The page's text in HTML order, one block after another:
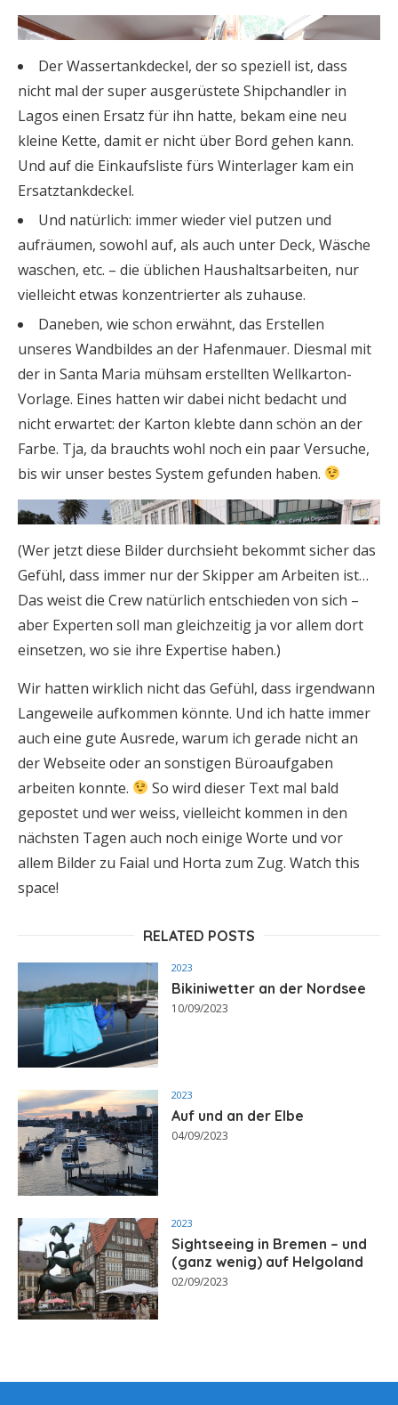
Der Wassertankdeckel, der so speziell ist, dass
nicht mal der super ausgerüstete Shipchandler in
Lagos einen Ersatz für ihn hatte, bekam eine neu
kleine Kette, damit er nicht über Bord gehen kann.
Und auf die Einkaufsliste fürs Winterlager kam ein
Ersatztankdeckel.
Und natürlich: immer wieder viel putzen und
aufräumen, sowohl auf, als auch unter Deck, Wäsche
waschen, etc. – die üblichen Haushaltsarbeiten, nur
vielleicht etwas konzentrierter als zuhause.
Daneben, wie schon erwähnt, das Erstellen
unseres Wandbildes an der Hafenmauer. Diesmal mit
der in Santa Maria mühsam erstellten Wellkarton-
Vorlage. Eines hatten wir dabei nicht bedacht und
nicht erwartet: der Karton klebte dann schön an der
Farbe. Tja, da brauchts wohl noch ein paar Versuche,
bis wir unser bestes System gefunden haben.
(Wer jetzt diese Bilder durchsieht bekommt sicher das
Gefühl, dass immer nur der Skipper am Arbeiten ist…
Das weist die Crew natürlich entschieden von sich –
aber Experten soll man gleichzeitig ja vor allem dort
einsetzen, wo sie ihre Expertise haben.)
Wir hatten wirklich nicht das Gefühl, dass irgendwann
Langeweile aufkommen könnte. Und ich hatte immer
auch eine gute Ausrede, warum ich gerade nicht an
der Webseite oder an sonstigen Büroaufgaben
arbeiten konnte.
So wird dieser Text mal bald
gepostet und wer weiss, vielleicht kommen in den
nächsten Tagen auch noch einige Worte und vor
allem Bilder zu Faial und Horta zum Zug. Watch this
space!
RELATED POSTS
2023
Bikiniwetter an der Nordsee
10/09/2023
2023
Auf und an der Elbe
04/09/2023
2023
Sightseeing in Bremen – und
(ganz wenig) auf Helgoland
02/09/2023